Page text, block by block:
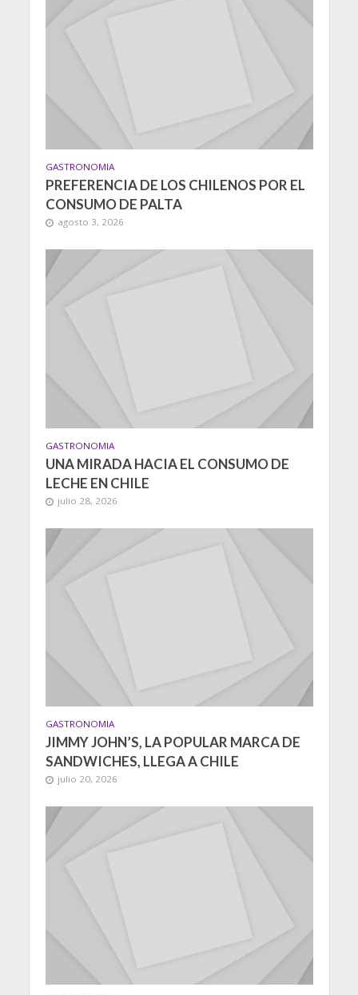
GASTRONOMIA
PREFERENCIA DE LOS CHILENOS POR EL
CONSUMO DE PALTA
agosto 3, 2026
GASTRONOMIA
UNA MIRADA HACIA EL CONSUMO DE
LECHE EN CHILE
julio 28, 2026
GASTRONOMIA
JIMMY JOHN’S, LA POPULAR MARCA DE
SANDWICHES, LLEGA A CHILE
julio 20, 2026